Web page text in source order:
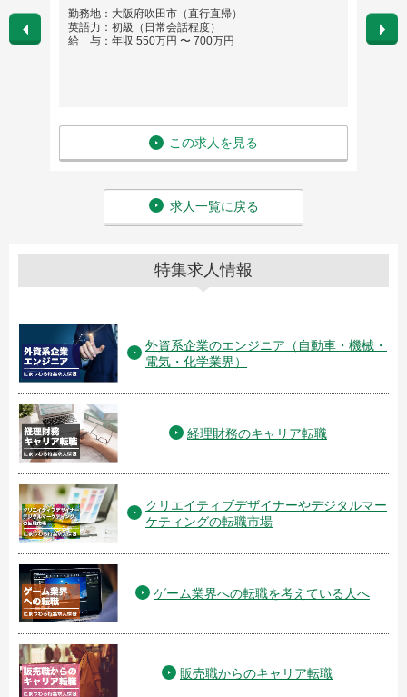
勤務地：大阪府吹田市（直行直帰）
英語力：初級（日常会話程度）
給 与：年収 550万円 〜 700万円
この求人を見る
勤務
英語
給
求人一覧に戻る
特集求人情報
外資系企業のエンジニア（自動車・機械・
電気・化学業界）
経理財務のキャリア転職
クリエイティブデザイナーやデジタルマー
ケティングの転職市場
ゲーム業界への転職を考えている人へ
販売職からのキャリア転職